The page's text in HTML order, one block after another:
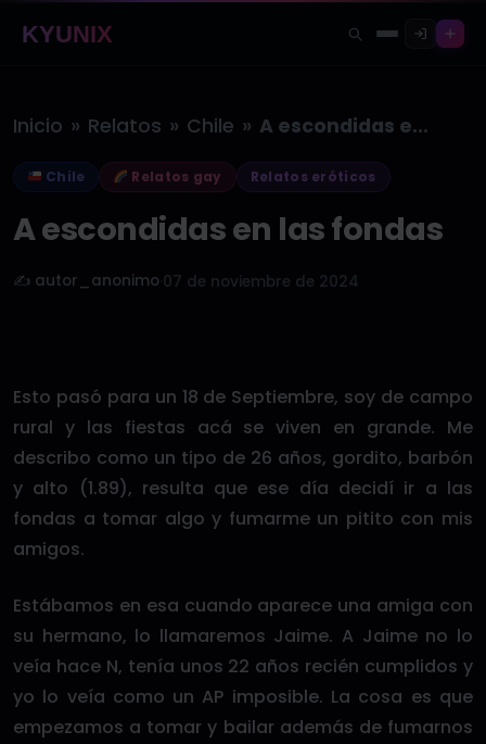
KYUNIX
Inicio » Relatos » Chile » A escondidas en las fondas
Chile Relatos gay Relatos eróticos
A escondidas en las fondas
✍️ autor_anonimo 07 de noviembre de 2024
Esto pasó para un 18 de Septiembre, soy de campo
rural y las fiestas acá se viven en grande. Me
describo como un tipo de 26 años, gordito, barbón
y alto (1.89), resulta que ese día decidí ir a las
fondas a tomar algo y fumarme un pitito con mis
amigos.
Estábamos en esa cuando aparece una amiga con
su hermano, lo llamaremos Jaime. A Jaime no lo
veía hace N, tenía unos 22 años recién cumplidos y
yo lo veía como un AP imposible. La cosa es que
empezamos a tomar y bailar además de fumarnos